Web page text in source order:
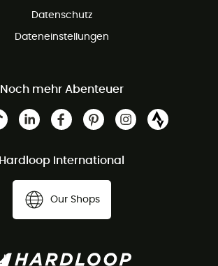
Datenschutz
Dateneinstellungen
Noch mehr Abenteuer
Hardloop International
Our Shops